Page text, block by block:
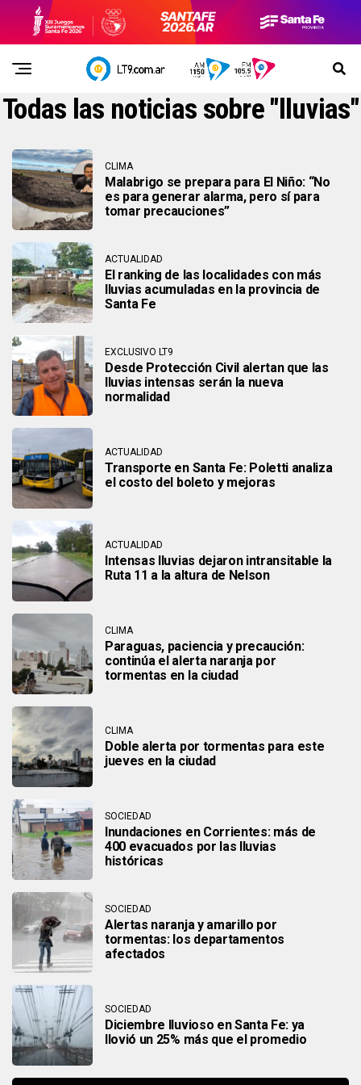
Todas las noticias sobre "lluvias"
CLIMA
Malabrigo se prepara para El Niño: “No
es para generar alarma, pero sí para
tomar precauciones”
ACTUALIDAD
El ranking de las localidades con más
lluvias acumuladas en la provincia de
Santa Fe
EXCLUSIVO LT9
Desde Protección Civil alertan que las
lluvias intensas serán la nueva
normalidad
ACTUALIDAD
Transporte en Santa Fe: Poletti analiza
el costo del boleto y mejoras
ACTUALIDAD
Intensas lluvias dejaron intransitable la
Ruta 11 a la altura de Nelson
CLIMA
Paraguas, paciencia y precaución:
continúa el alerta naranja por
tormentas en la ciudad
CLIMA
Doble alerta por tormentas para este
jueves en la ciudad
SOCIEDAD
Inundaciones en Corrientes: más de
400 evacuados por las lluvias
históricas
SOCIEDAD
Alertas naranja y amarillo por
tormentas: los departamentos
afectados
SOCIEDAD
Diciembre lluvioso en Santa Fe: ya
llovió un 25% más que el promedio